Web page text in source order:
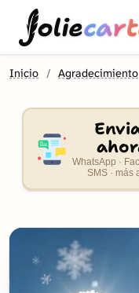
olie
Inicio Agradecimiento
WhatsApp ·
SMS · más